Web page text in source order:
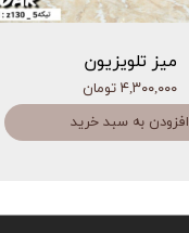
میز تلویزیون
۴,۳۰۰,۰۰۰ تومان
افزودن به سبد خرید